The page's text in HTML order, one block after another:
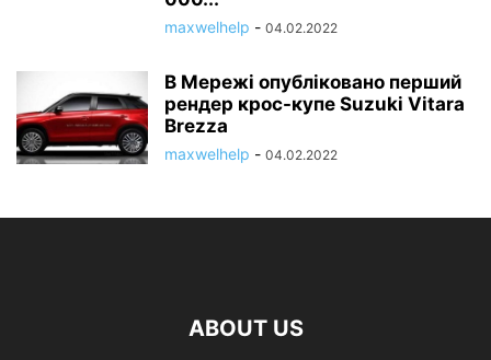
maxwelhelp - 04.02.2022
В Мережі опубліковано перший
рендер крос-купе Suzuki Vitara
Brezza
maxwelhelp - 04.02.2022
ABOUT US